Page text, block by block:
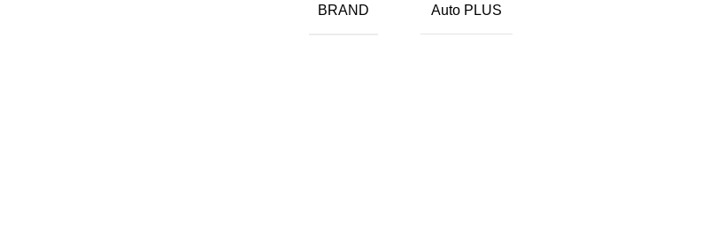
BRAND Auto PLUS